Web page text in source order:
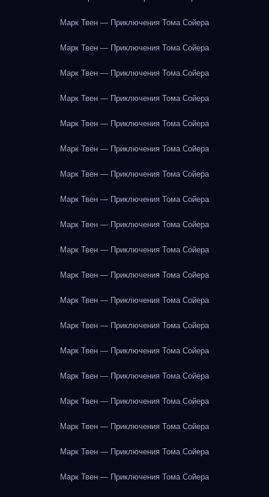
Марк Твен — Приключения Тома Сойера
Марк Твен — Приключения Тома Сойера
Марк Твен — Приключения Тома Сойера
Марк Твен — Приключения Тома Сойера
Марк Твен — Приключения Тома Сойера
Марк Твен — Приключения Тома Сойера
Марк Твен — Приключения Тома Сойера
Марк Твен — Приключения Тома Сойера
Марк Твен — Приключения Тома Сойера
Марк Твен — Приключения Тома Сойера
Марк Твен — Приключения Тома Сойера
Марк Твен — Приключения Тома Сойера
Марк Твен — Приключения Тома Сойера
Марк Твен — Приключения Тома Сойера
Марк Твен — Приключения Тома Сойера
Марк Твен — Приключения Тома Сойера
Марк Твен — Приключения Тома Сойера
Марк Твен — Приключения Тома Сойера
Марк Твен — Приключения Тома Сойера